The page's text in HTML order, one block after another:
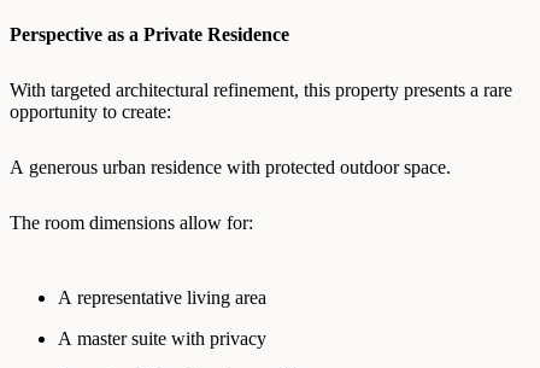
Perspective as a Private Residence
With targeted architectural refinement, this property presents a rare
opportunity to create:
A generous urban residence with protected outdoor space.
The room dimensions allow for:
A representative living area
A master suite with privacy